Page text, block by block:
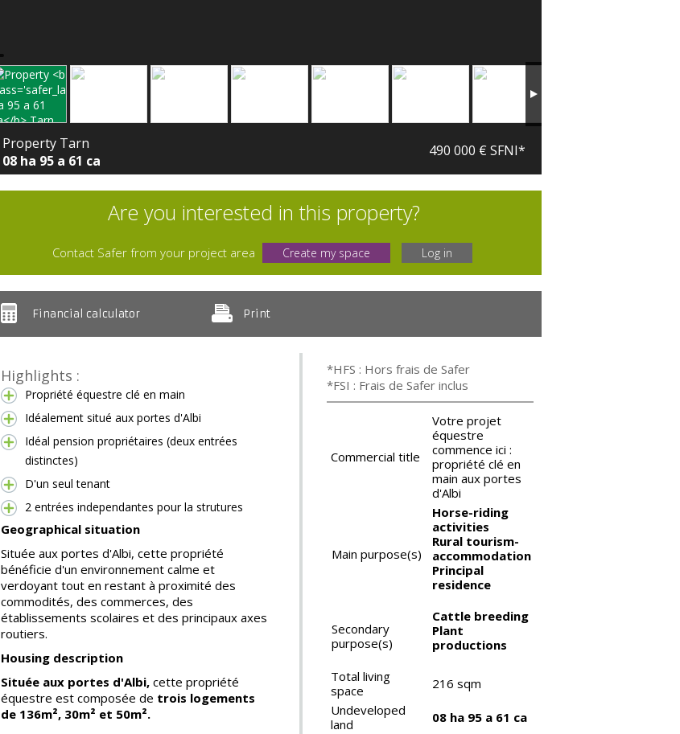
Property Tarn
08 ha 95 a 61 ca
490 000 € SFNI*
Are you interested in this property?
Contact Safer from your project area Create my space Log in
Financial calculator Print
Highlights :
Propriété équestre clé en main
Idéalement situé aux portes d'Albi
Idéal pension propriétaires (deux entrées
distinctes)
D'un seul tenant
2 entrées independantes pour la strutures
Geographical situation
Située aux portes d'Albi, cette propriété
bénéficie d'un environnement calme et
verdoyant tout en restant à proximité des
commodités, des commerces, des
établissements scolaires et des principaux axes
routiers.
Housing description
Située aux portes d'Albi, cette propriété
équestre est composée de trois logements
de 136m², 30m² et 50m².
*HFS : Hors frais de Safer
*FSI : Frais de Safer inclus
Commercial title
Votre projet
équestre
commence ici :
propriété clé en
main aux portes
d'Albi
Main purpose(s)
Horse-riding
activities
Rural tourism-
accommodation
Principal
residence
Secondary
purpose(s)
Cattle breeding
Plant
productions
Total living
space
216 sqm
Undeveloped
land
08 ha 95 a 61 ca